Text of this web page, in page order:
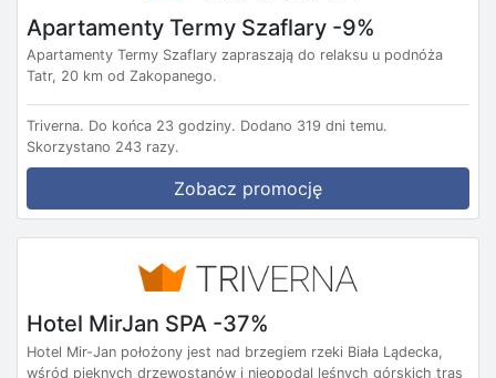
Apartamenty Termy Szaflary -9%
Apartamenty Termy Szaflary zapraszają do relaksu u podnóża
Tatr, 20 km od Zakopanego.
Triverna. Do końca 23 godziny. Dodano 319 dni temu.
Skorzystano 243 razy.
Zobacz promocję
Hotel MirJan SPA -37%
Hotel Mir-Jan położony jest nad brzegiem rzeki Biała Lądecka,
wśród pięknych drzewostanów i nieopodal leśnych górskich tras